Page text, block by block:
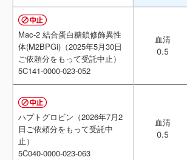
Mac-2 結合蛋白糖鎖修飾異性
体(M2BPGi)（2025年5月30日
ご依頼分をもって受託中止）
5C141-0000-023-052
血清
0.5
ハプトグロビン（2026年7月2
日ご依頼分をもって受託中
止）
5C040-0000-023-063
血清
0.5
Mac-2 結合蛋白糖鎖修飾異性
体(M2BPGi)（2025年5月30日
ご依頼分をもって受託中止）
5C141-0000-023-052
血清
0.5
ハプトグロビン（2026年7月2
日ご依頼分をもって受託中
止）
5C040-0000-023-063
血清
0.5